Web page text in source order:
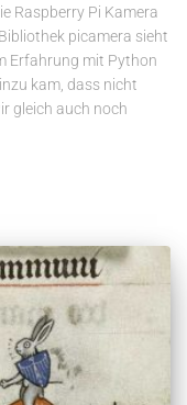
Raspberry Pi Kamera
picamera sieht
Erfahrung mit Python
kam, dass nicht
gleich auch noch